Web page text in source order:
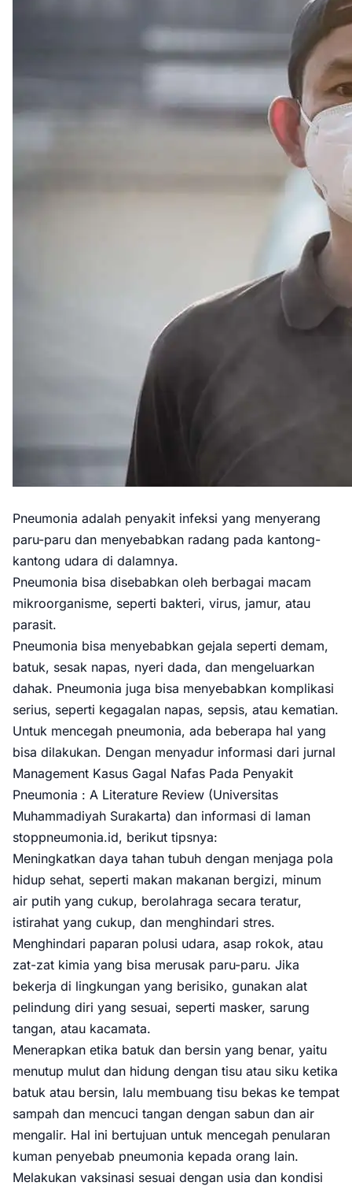
Pneumonia adalah penyakit infeksi yang menyerang
paru-paru dan menyebabkan radang pada kantong-
kantong udara di dalamnya.
Pneumonia bisa disebabkan oleh berbagai macam
mikroorganisme, seperti bakteri, virus, jamur, atau
parasit.
Pneumonia bisa menyebabkan gejala seperti demam,
batuk, sesak napas, nyeri dada, dan mengeluarkan
dahak. Pneumonia juga bisa menyebabkan komplikasi
serius, seperti kegagalan napas, sepsis, atau kematian.
Untuk mencegah pneumonia, ada beberapa hal yang
bisa dilakukan. Dengan menyadur informasi dari jurnal
Management Kasus Gagal Nafas Pada Penyakit
Pneumonia : A Literature Review (Universitas
Muhammadiyah Surakarta) dan informasi di laman
stoppneumonia.id, berikut tipsnya:
Meningkatkan daya tahan tubuh dengan menjaga pola
hidup sehat, seperti makan makanan bergizi, minum
air putih yang cukup, berolahraga secara teratur,
istirahat yang cukup, dan menghindari stres.
Menghindari paparan polusi udara, asap rokok, atau
zat-zat kimia yang bisa merusak paru-paru. Jika
bekerja di lingkungan yang berisiko, gunakan alat
pelindung diri yang sesuai, seperti masker, sarung
tangan, atau kacamata.
Menerapkan etika batuk dan bersin yang benar, yaitu
menutup mulut dan hidung dengan tisu atau siku ketika
batuk atau bersin, lalu membuang tisu bekas ke tempat
sampah dan mencuci tangan dengan sabun dan air
mengalir. Hal ini bertujuan untuk mencegah penularan
kuman penyebab pneumonia kepada orang lain.
Melakukan vaksinasi sesuai dengan usia dan kondisi